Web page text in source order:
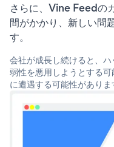
さらに、Vine Feedの
間がかかり、新しい問
す。
会社が成長し続けると、
弱性を悪用しようとする
に遭遇する可能性がありま